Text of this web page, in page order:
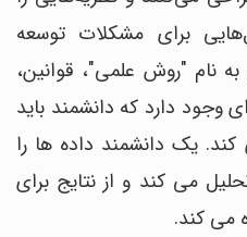
برای مشکلات توسعه
نام "روش علمی"، قوانین،
وجود دارد که دانشمند باید
کند. یک دانشمند داده ها را
می کند و از نتایج برای
می کند.